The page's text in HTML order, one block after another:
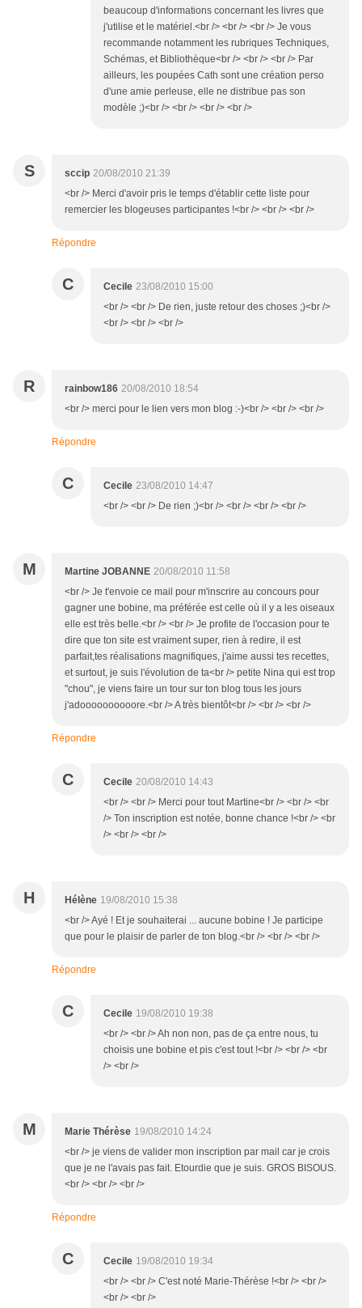
beaucoup d'informations concernant les livres que
j'utilise et le matériel.<br /> <br /> <br /> Je vous
recommande notamment les rubriques Techniques,
Schémas, et Bibliothèque<br /> <br /> <br /> Par
ailleurs, les poupées Cath sont une création perso
d'une amie perleuse, elle ne distribue pas son
modèle ;)<br /> <br /> <br /> <br />
S sccip 20/08/2010 21:39
<br /> Merci d'avoir pris le temps d'établir cette liste pour
remercier les blogeuses participantes !<br /> <br /> <br />
Répondre
C Cecile 23/08/2010 15:00
<br /> <br /> De rien, juste retour des choses ;)<br />
<br /> <br /> <br />
R rainbow186 20/08/2010 18:54
<br /> merci pour le lien vers mon blog :-)<br /> <br /> <br />
Répondre
C Cecile 23/08/2010 14:47
<br /> <br /> De rien ;)<br /> <br /> <br /> <br />
M Martine JOBANNE 20/08/2010 11:58
<br /> Je t'envoie ce mail pour m'inscrire au concours pour
gagner une bobine, ma préférée est celle où il y a les oiseaux
elle est très belle.<br /> <br /> Je profite de l'occasion pour te
dire que ton site est vraiment super, rien à redire, il est
parfait,tes réalisations magnifiques, j'aime aussi tes recettes,
et surtout, je suis l'évolution de ta<br /> petite Nina qui est trop
"chou", je viens faire un tour sur ton blog tous les jours
j'adoooooooooore.<br /> A très bientôt<br /> <br /> <br />
Répondre
C Cecile 20/08/2010 14:43
<br /> <br /> Merci pour tout Martine<br /> <br /> <br
/> Ton inscription est notée, bonne chance !<br /> <br
/> <br /> <br />
H Hélène 19/08/2010 15:38
<br /> Ayé ! Et je souhaiterai ... aucune bobine ! Je participe
que pour le plaisir de parler de ton blog.<br /> <br /> <br />
Répondre
C Cecile 19/08/2010 19:38
<br /> <br /> Ah non non, pas de ça entre nous, tu
choisis une bobine et pis c'est tout !<br /> <br /> <br
/> <br />
M Marie Thérèse 19/08/2010 14:24
<br /> je viens de valider mon inscription par mail car je crois
que je ne l'avais pas fait. Etourdie que je suis. GROS BISOUS.
<br /> <br /> <br />
Répondre
C Cecile 19/08/2010 19:34
<br /> <br /> C'est noté Marie-Thérèse !<br /> <br />
<br /> <br />